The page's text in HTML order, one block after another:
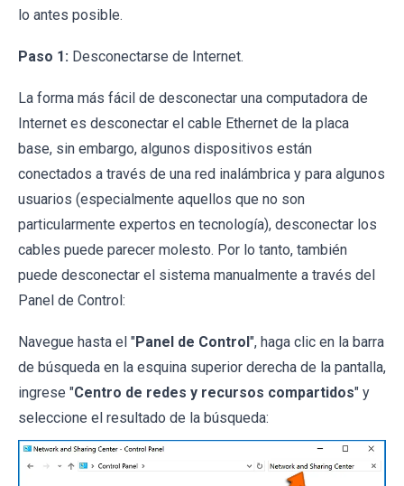
lo antes posible.
Paso 1: Desconectarse de Internet.
La forma más fácil de desconectar una computadora de
Internet es desconectar el cable Ethernet de la placa
base, sin embargo, algunos dispositivos están
conectados a través de una red inalámbrica y para algunos
usuarios (especialmente aquellos que no son
particularmente expertos en tecnología), desconectar los
cables puede parecer molesto. Por lo tanto, también
puede desconectar el sistema manualmente a través del
Panel de Control:
Navegue hasta el "Panel de Control", haga clic en la barra
de búsqueda en la esquina superior derecha de la pantalla,
ingrese "Centro de redes y recursos compartidos" y
seleccione el resultado de la búsqueda: